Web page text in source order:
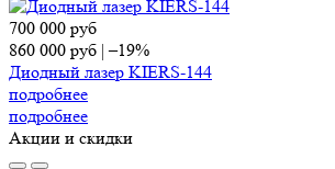
700 000 руб
860 000 руб |–19%
Диодный лазер KIERS-144
подробнее
подробнее
Акции и скидки